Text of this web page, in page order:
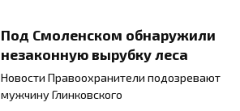
Под Смоленском обнаружили
незаконную вырубку леса
Новости Правоохранители подозревают
мужчину Глинковского